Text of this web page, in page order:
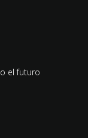
el futuro